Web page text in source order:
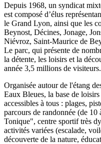
Depuis 1968, un syndicat
est composé d’élus
le Grand Lyon, ainsi que les
Beynost, Décines, Jonage,
Niévroz, Saint-Maurice de
Le parc, qui présente de
la détente, les loisirs et la
année 3,5 millions de visiteurs.
Organisée autour de l'étang
Eaux Bleues, la base de
accessibles à tous : plages,
parcours de randonnée (de
Tonique", centre sportif très
activités variées (escalade,
découverte de la nature,